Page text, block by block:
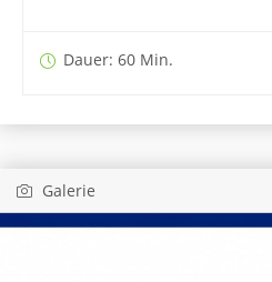
Dauer: 60 Min.
Galerie